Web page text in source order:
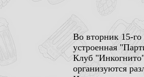
Во вторник 15-
устроенная
Клуб
организуются